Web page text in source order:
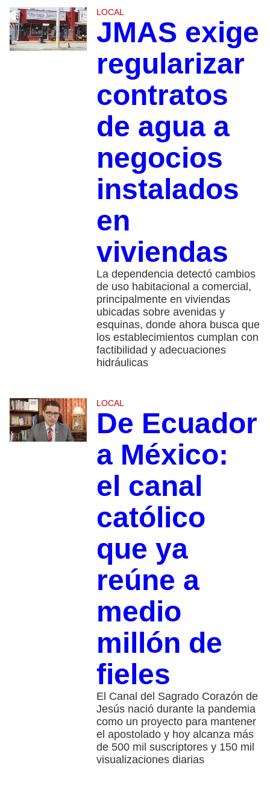
LOCAL
JMAS exige
regularizar
contratos
de agua a
negocios
instalados
en
viviendas
La dependencia detectó cambios
de uso habitacional a comercial,
principalmente en viviendas
ubicadas sobre avenidas y
esquinas, donde ahora busca que
los establecimientos cumplan con
factibilidad y adecuaciones
hidráulicas
LOCAL
De Ecuador
a México:
el canal
católico
que ya
reúne a
medio
millón de
fieles
El Canal del Sagrado Corazón de
Jesús nació durante la pandemia
como un proyecto para mantener
el apostolado y hoy alcanza más
de 500 mil suscriptores y 150 mil
visualizaciones diarias